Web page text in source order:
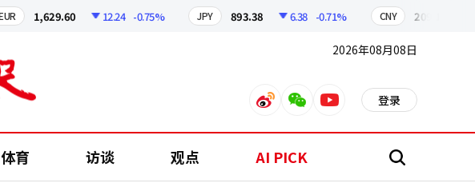
1,629.60 12.24 -0.75% JPY 893.38 6.38 -0.71% CNY 209.17
2026年08月08日
weiboweixinyoutube 登录
体育 访谈 观点 AI PICK 搜